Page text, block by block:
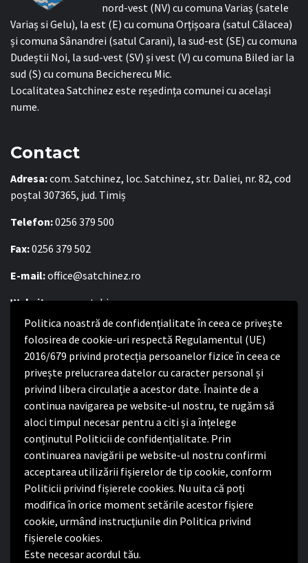
Politica noastră de confidențialitate în ceea ce privește
folosirea de cookie-uri respectă Regulamentul (UE)
2016/679 privind protecția persoanelor fizice în ceea ce
privește prelucrarea datelor cu caracter personal și
privind libera circulație a acestor date. Înainte de a
continua navigarea pe website-ul nostru, te rugăm să
aloci timpul necesar pentru a citi și a înțelege
conținutul Politicii de confidențialitate. Prin
continuarea navigării pe website-ul nostru confirmi
acceptarea utilizării fişierelor de tip cookie, conform
Politicii privind fișierele cookies. Nu uita că poți
modifica în orice moment setările acestor fişiere
cookie, urmând instrucțiunile din Politica privind
fișierele cookies.
Este necesar acordul tău.
nord-vest (NV) cu comuna Variaș (satele
Variaș si Gelu), la est (E) cu comuna Orțișoara (satul Călacea)
și comuna Sânandrei (satul Carani), la sud-est (SE) cu comuna
Dudeștii Noi, la sud-vest (SV) și vest (V) cu comuna Biled iar la
sud (S) cu comuna Becicherecu Mic.
Localitatea Satchinez este reședința comunei cu același
nume.
Contact
Adresa:com. Satchinez, loc. Satchinez, str. Daliei, nr. 82, cod
poștal 307365, jud. Timiș
Telefon:0256 379 500
Fax:0256 379 502
E-mail:office@satchinez.ro
Website:www.satchinez.ro
Program cu publicul:
Luni – Joi:8:00-16:30
Vineri:8:00 – 14:00
Politica de confidențialitate
Politica de confidențialitate
Nota de informare privind implementarea Regulamentului
(UE) 2016/679
Termeni și condiții de utilizare website